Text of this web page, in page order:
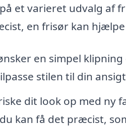
et varieret udvalg af
en frisør kan hjælpe
en simpel
stilen til din
dit look op med ny
kan få det præcist,